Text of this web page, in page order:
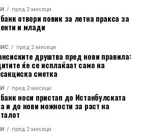
и асистенција на пат за Европа
имаат бесплатно
банкарство, бесплатно СМС
можност за повлекување
од сите банкомати во земјата.
Mastercard World Debit е
кои бараат дополнителни
пред 2 месеци
отвори повик за летна пракса за
и млади
пред 2 месеци
друштва пред нови правила:
ќе се исплаќаат само на
сметка
пред 2 месеци
носи пристап до Истанбулската
и до нови можности за раст на
пред 2 месеци